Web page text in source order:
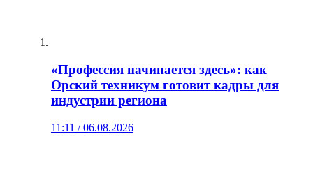
«Профессия начинается здесь»: как
Орский техникум готовит кадры для
индустрии региона
11:11 / 06.08.2026